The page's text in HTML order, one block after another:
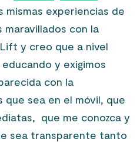
mismas experiencias de
con la
y creo que a nivel
y exigimos
con la
que sea en el móvil, que
que me conozca y
sea transparente tanto